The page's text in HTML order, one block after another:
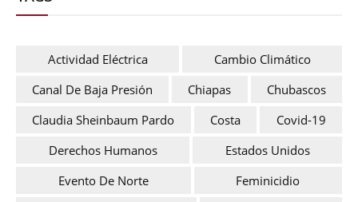
Actividad Eléctrica
Cambio Climático
Canal De Baja Presión
Chiapas
Chubascos
Claudia Sheinbaum Pardo
Costa
Covid-19
Derechos Humanos
Estados Unidos
Evento De Norte
Feminicidio